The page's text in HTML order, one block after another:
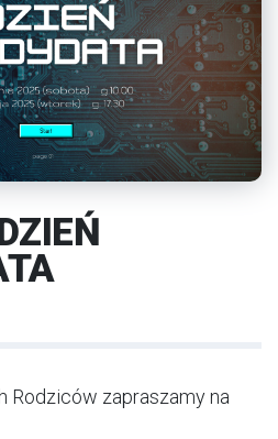
Rodziców zapraszamy na